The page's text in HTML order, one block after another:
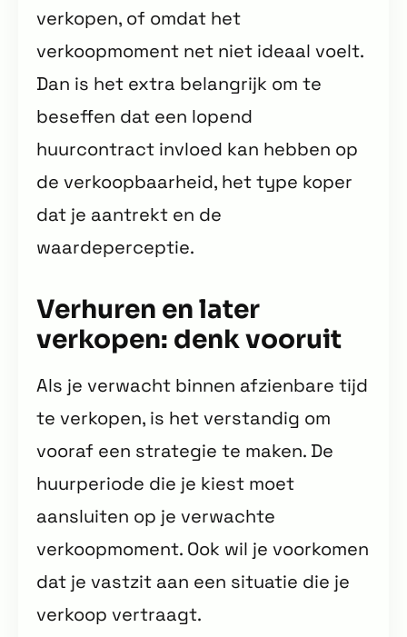
verkopen, of omdat het
verkoopmoment net niet ideaal voelt.
Dan is het extra belangrijk om te
beseffen dat een lopend
huurcontract invloed kan hebben op
de verkoopbaarheid, het type koper
dat je aantrekt en de
waardeperceptie.
Verhuren en later
verkopen: denk vooruit
Als je verwacht binnen afzienbare tijd
te verkopen, is het verstandig om
vooraf een strategie te maken. De
huurperiode die je kiest moet
aansluiten op je verwachte
verkoopmoment. Ook wil je voorkomen
dat je vastzit aan een situatie die je
verkoop vertraagt.